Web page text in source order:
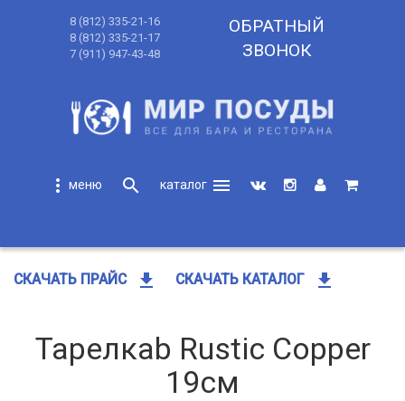
8 (812) 335-21-16
8 (812) 335-21-17
7 (911) 947-43-48
ОБРАТНЫЙ
ЗВОНОК
more_vert search
menu
СКАЧАТЬ ПРАЙС get_app СКАЧАТЬ КАТАЛОГ get_app
Тарелкаb Rustic Copper
19см